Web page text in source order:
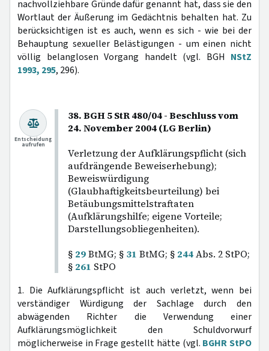
nachvollziehbare Gründe dafür genannt hat, dass sie den
Wortlaut der Äußerung im Gedächtnis behalten hat. Zu
berücksichtigen ist es auch, wenn es sich - wie bei der
Behauptung sexueller Belästigungen - um einen nicht
völlig belanglosen Vorgang handelt (vgl. BGH NStZ
1993, 295, 296).
38. BGH 5 StR 480/04 - Beschluss vom
24. November 2004 (LG Berlin)
Verletzung der Aufklärungspflicht (sich
aufdrängende Beweiserhebung);
Beweiswürdigung
(Glaubhaftigkeitsbeurteilung) bei
Betäubungsmittelstraftaten
(Aufklärungshilfe; eigene Vorteile;
Darstellungsobliegenheiten).
§ 29BtMG; § 31 BtMG; § 244Abs. 2 StPO;
§ 261 StPO
Entscheidung
aufrufen
1. Die Aufklärungspflicht ist auch verletzt, wenn bei
verständiger Würdigung der Sachlage durch den
abwägenden Richter die Verwendung einer
Aufklärungsmöglichkeit den Schuldvorwurf
möglicherweise in Frage gestellt hätte (vgl. BGHR StPO